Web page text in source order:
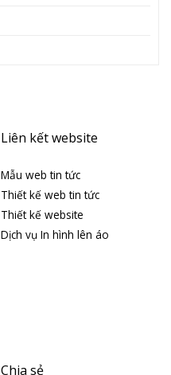
Liên kết website
Mẫu web tin tức
Thiết kế web tin tức
Thiết kế website
Dịch vụ In hình lên áo
Chia sẻ